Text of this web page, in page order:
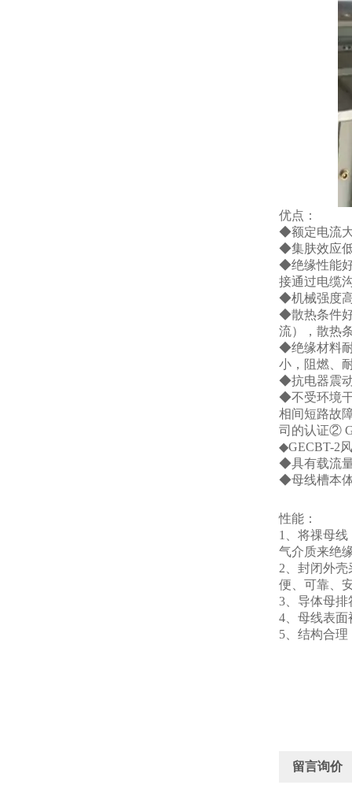
优点：
◆额定电流
◆集肤效应
◆绝缘性能
接通过电缆
◆机械强度
◆散热条件
流），散热
◆绝缘材料
小，阻燃、
◆抗电器震
◆不受环境
相间短路故
司的认证②
◆GECBT-2
◆具有载流
◆母线槽本
性能：
1、将祼母
气介质来绝
2、封闭外
便、可靠、
3、导体母排
4、母线表
5、结构合
留言询价